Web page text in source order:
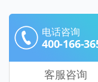
电话咨询
400-166-
客服咨询